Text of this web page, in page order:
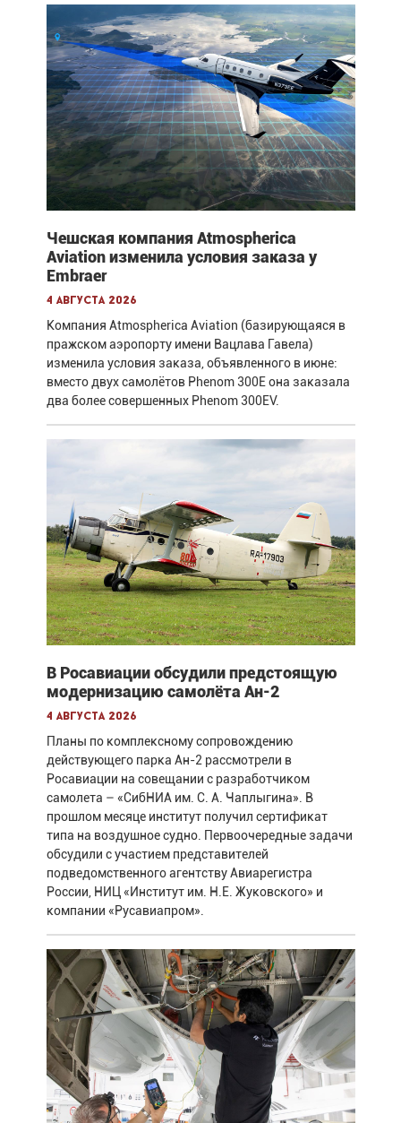
Чешская компания Atmospherica
Aviation изменила условия заказа у
Embraer
4 августа 2026
Компания Atmospherica Aviation (базирующаяся в
пражском аэропорту имени Вацлава Гавела)
изменила условия заказа, объявленного в июне:
вместо двух самолётов Phenom 300E она заказала
два более совершенных Phenom 300EV.
В Росавиации обсудили предстоящую
модернизацию самолёта Ан-2
4 августа 2026
Планы по комплексному сопровождению
действующего парка Ан-2 рассмотрели в
Росавиации на совещании с разработчиком
самолета – «СибНИА им. С. А. Чаплыгина». В
прошлом месяце институт получил сертификат
типа на воздушное судно. Первоочередные задачи
обсудили с участием представителей
подведомственного агентству Авиарегистра
России, НИЦ «Институт им. Н.Е. Жуковского» и
компании «Русавиапром».